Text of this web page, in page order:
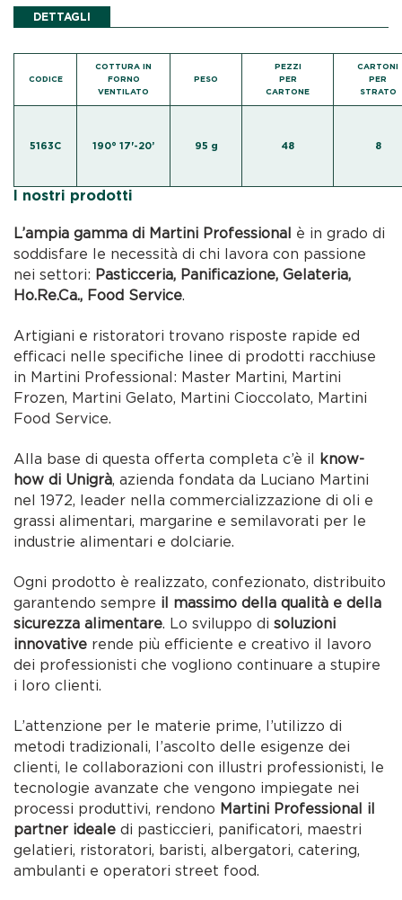
DETTAGLI
CODICE
COTTURA IN
FORNO
VENTILATO
5163C 190° 17'-20’
PESO
PEZZI
PER
CARTONE
CARTONI
PER
STRATO
95 g 48 8
I nostri prodotti
L’ampia gamma di Martini Professional è in grado di
soddisfare le necessità di chi lavora con passione
nei settori: Pasticceria, Panificazione, Gelateria,
Ho.Re.Ca., Food Service.
Artigiani e ristoratori trovano risposte rapide ed
efficaci nelle specifiche linee di prodotti racchiuse
in Martini Professional: Master Martini, Martini
Frozen, Martini Gelato, Martini Cioccolato, Martini
Food Service.
Alla base di questa offerta completa c’è il
know-
how di Unigrà, azienda fondata da Luciano Martini
nel 1972, leader nella commercializzazione di oli e
grassi alimentari, margarine e semilavorati per le
industrie alimentari e dolciarie.
Ogni prodotto è realizzato, confezionato, distribuito
garantendo sempre il massimo della qualità e della
sicurezza alimentare. Lo sviluppo disoluzioni
innovative rende più efficiente e creativo il lavoro
dei professionisti che vogliono continuare a stupire
i loro clienti.
L’attenzione per le materie prime, l’utilizzo di
metodi tradizionali, l’ascolto delle esigenze dei
clienti, le collaborazioni con illustri professionisti, le
tecnologie avanzate che vengono impiegate nei
processi produttivi, rendono Martini Professional il
partner ideale di pasticcieri, panificatori, maestri
gelatieri, ristoratori, baristi, albergatori, catering,
ambulanti e operatori street food.